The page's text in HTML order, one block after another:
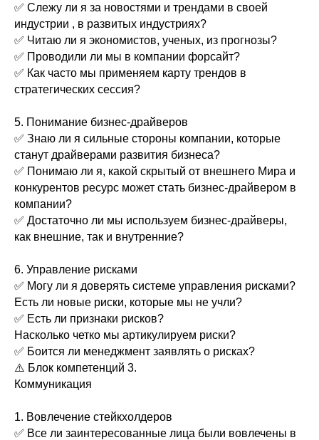
✅ Слежу ли я за новостями и трендами в своей
индустрии , в развитых индустриях?
✅ Читаю ли я экономистов, ученых, из прогнозы?
✅ Проводили ли мы в компании форсайт?
✅ Как часто мы применяем карту трендов в
стратегических сессия?
5. Понимание бизнес-драйверов
✅ Знаю ли я сильные стороны компании, которые
станут драйверами развития бизнеса?
✅ Понимаю ли я, какой скрытый от внешнего Мира и
конкурентов ресурс может стать бизнес-драйвером в
компании?
✅ Достаточно ли мы используем бизнес-драйверы,
как внешние, так и внутренние?
6. Управление рисками
✅ Могу ли я доверять системе управления рисками?
Есть ли новые риски, которые мы не учли?
✅ Есть ли признаки рисков?
Насколько четко мы артикулируем риски?
✅ Боится ли менеджмент заявлять о рисках?
⚠️ Блок компетенций 3.
Коммуникация
1. Вовлечение стейкхолдеров
✅ Все ли заинтересованные лица были вовлечены в